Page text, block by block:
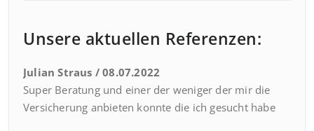
Unsere aktuellen Referenzen:
Julian Straus / 08.07.2022
Super Beratung und einer der weniger der mir die
Versicherung anbieten konnte die ich gesucht habe